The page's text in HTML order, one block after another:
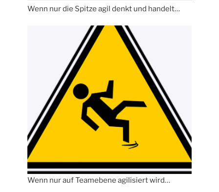
Wenn nur die Spitze agil denkt und handelt…
Wenn nur auf Teamebene agilisiert wird…